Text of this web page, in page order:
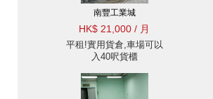
南豐工業城
HK$ 21,000 / 月
平租!實用貨倉,車場可以
入40呎貨櫃